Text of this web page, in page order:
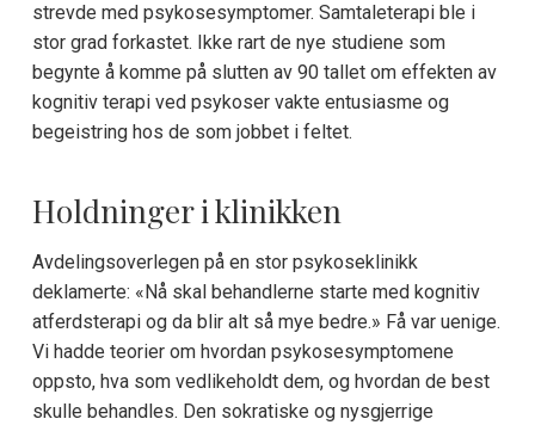
strevde med psykosesymptomer. Samtaleterapi ble i
stor grad forkastet. Ikke rart de nye studiene som
begynte å komme på slutten av 90 tallet om effekten av
kognitiv terapi ved psykoser vakte entusiasme og
begeistring hos de som jobbet i feltet.
Holdninger i klinikken
Avdelingsoverlegen på en stor psykoseklinikk
deklamerte: «Nå skal behandlerne starte med kognitiv
atferdsterapi og da blir alt så mye bedre.» Få var uenige.
Vi hadde teorier om hvordan psykosesymptomene
oppsto, hva som vedlikeholdt dem, og hvordan de best
skulle behandles. Den sokratiske og nysgjerrige